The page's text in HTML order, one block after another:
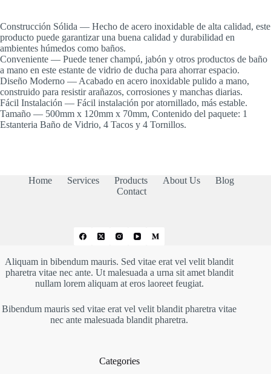
Construcción Sólida — Hecho de acero inoxidable de alta calidad, este
producto puede garantizar una buena calidad y durabilidad en
ambientes húmedos como baños.
Conveniente — Puede tener champú, jabón y otros productos de baño
a mano en este estante de vidrio de ducha para ahorrar espacio.
Diseño Moderno — Acabado en acero inoxidable pulido a mano,
construido para resistir arañazos, corrosiones y manchas diarias.
Fácil Instalación — Fácil instalación por atornillado, más estable.
Tamaño — 500mm x 120mm x 70mm, Contenido del paquete: 1
Estanteria Baño de Vidrio, 4 Tacos y 4 Tornillos.
Home Services Products About Us
Blog
Contact
Aliquam in bibendum mauris. Sed vitae erat vel velit blandit
pharetra vitae nec ante. Ut malesuada a urna sit amet blandit
nullam lorem aliquam at eros laoreet feugiat.
Bibendum mauris sed vitae erat vel velit blandit pharetra vitae
nec ante malesuada blandit pharetra.
Categories